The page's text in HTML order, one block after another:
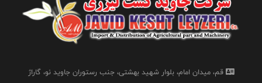
قم، میدان امام، بلوار شهید بهشتی، جنب رستوران جاوید نو، گاراژ